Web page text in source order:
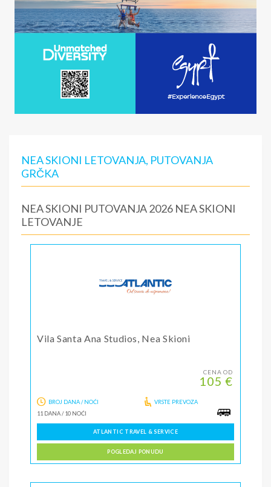
NEA SKIONI LETOVANJA, PUTOVANJA
GRČKA
NEA SKIONI PUTOVANJA 2026 NEA SKIONI
LETOVANJE
Vila Santa Ana Studios, Nea Skioni
CENA OD
105 €
BROJ DANA / NOĆI
11 DANA/10 NOĆI
VRSTE PREVOZA
ATLANTIC TRAVEL & SERVICE
POGLEDAJ PONUDU